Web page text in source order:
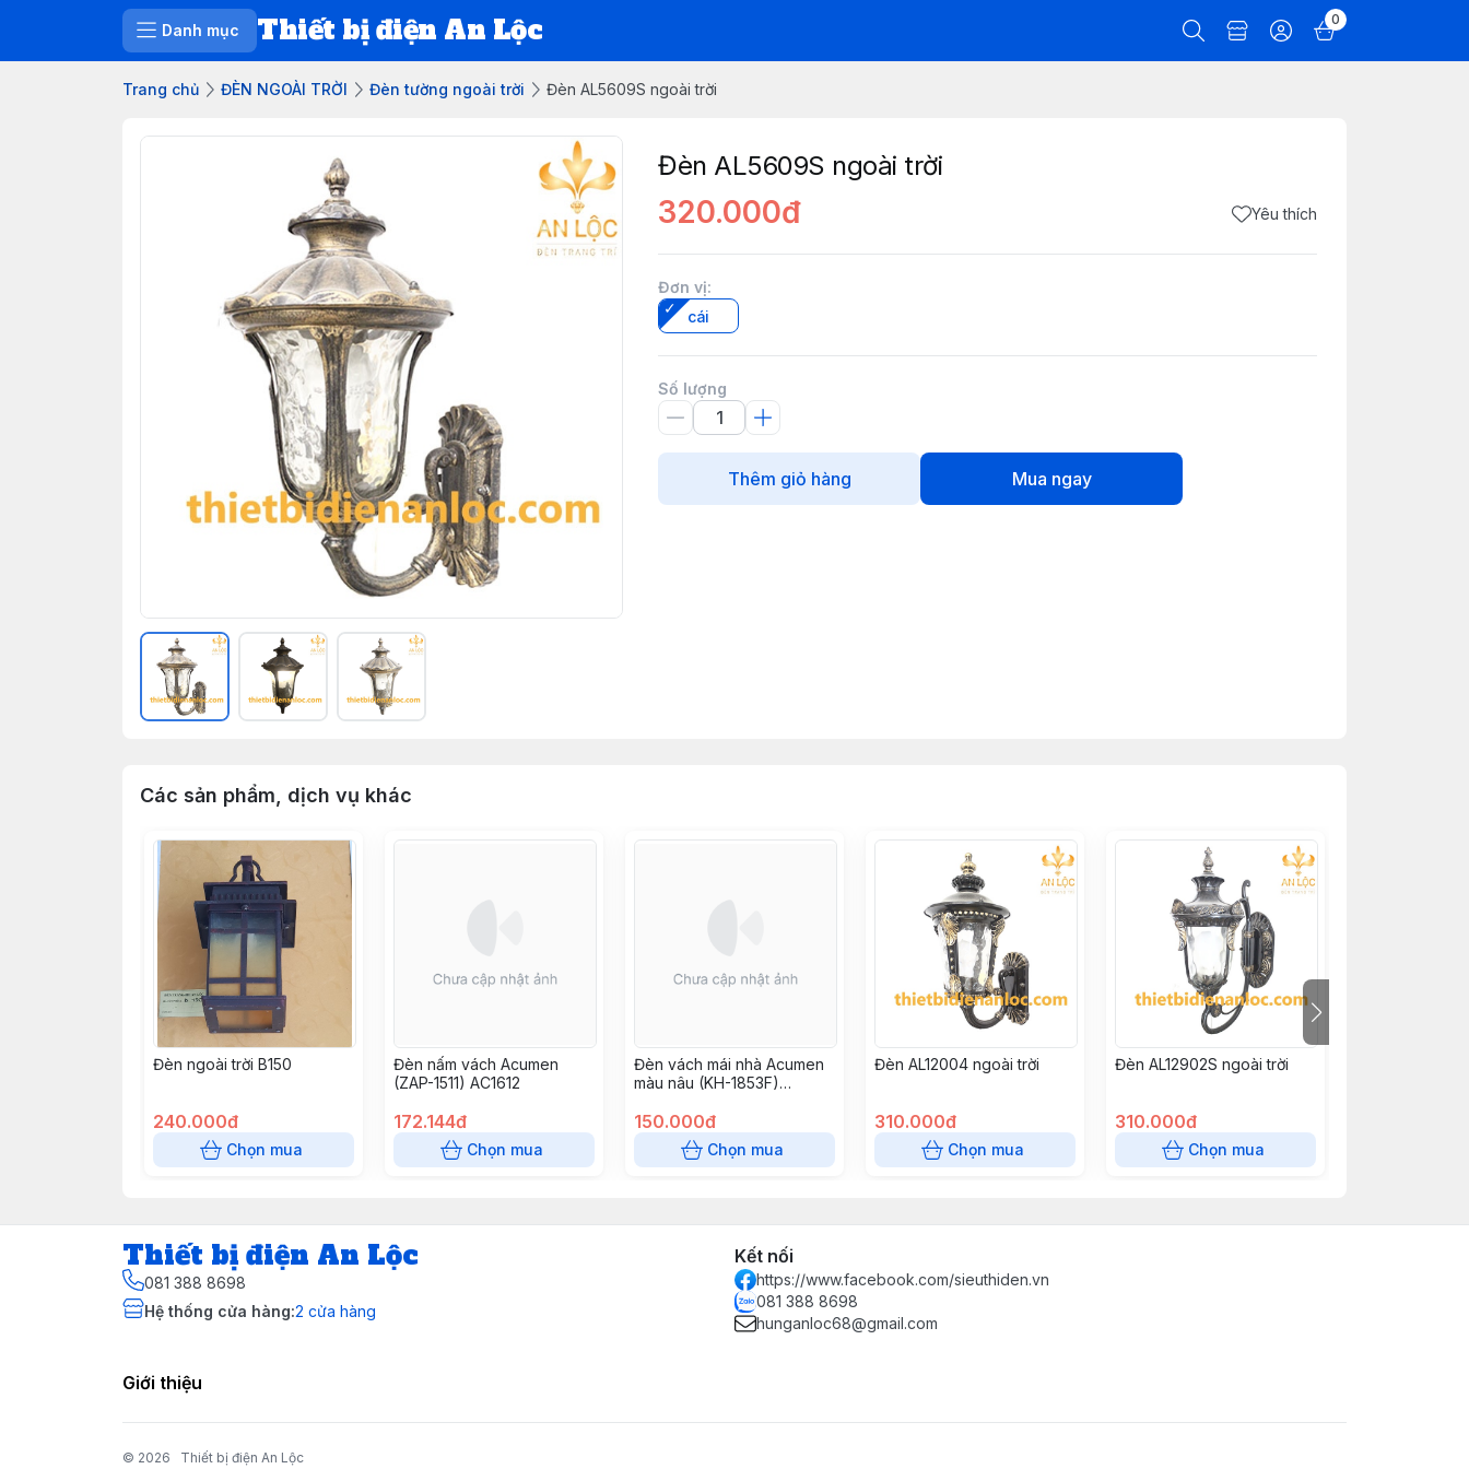
Danh mục Thiết bị điện An Lộc 0
Trang chủ ĐÈN NGOÀI TRỜI Đèn tường ngoài trời Đèn AL5609S ngoài trời
Đèn AL5609S ngoài trời
320.000đ Yêu thích
Đơn vị:
cái
Số lượng
Thêm giỏ hàng Mua ngay
Các sản phẩm, dịch vụ khác
Đèn ngoài trời B150
240.000đ
Chọn mua
Đèn nấm vách Acumen
(ZAP-1511) AC1612
172.144đ
Chọn mua
Đèn vách mái nhà Acumen
màu nâu (KH-1853F)
150.000đ
Chọn mua
Đèn AL12004 ngoài trời
310.000đ
Chọn mua
Đèn AL12902S ngoài trời
310.000đ
Chọn mua
Thiết bị điện An Lộc
081 388 8698
Hệ thống cửa hàng:2 cửa hàng
Kết nối
https://www.facebook.com/sieuthiden.vn
081 388 8698
hunganloc68@gmail.com
Giới thiệu
© 2026 Thiết bị điện An Lộc